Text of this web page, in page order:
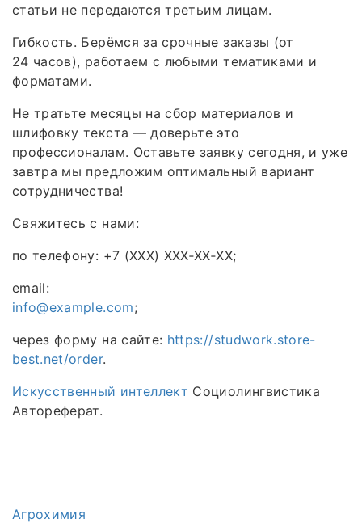
статьи не передаются третьим лицам.
Гибкость. Берёмся за срочные заказы (от
24 часов), работаем с любыми тематиками и
форматами.
Не тратьте месяцы на сбор материалов и
шлифовку текста — доверьте это
профессионалам. Оставьте заявку сегодня, и уже
завтра мы предложим оптимальный вариант
сотрудничества!
Свяжитесь с нами:
по телефону: +7 (XXX) XXX‑XX‑XX;
email:
info@example.com;
через форму на сайте: https://studwork.store-
best.net/order.
Искусственный интеллект Социолингвистика
Автореферат.
Агрохимия